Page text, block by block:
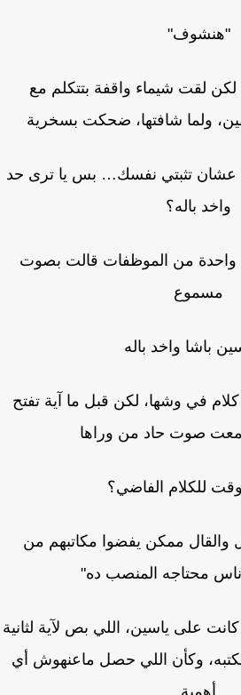
"هنشوف"
لقت شيماء واقفة بتتكلم مع
ولما شافتها، ضحكت بسخرية
تثبتي نفسك… بس يا ترى حد
واخد باله؟
من الموظفات قالت بصوت
مسموع
باشا واخد باله
في وشها، لكن قبل ما آية تفتح
صوت حاد من وراها
للكلام الفاضي؟
ممكن يفضوا مكاتبهم من
محتاجه المنصب ده"
على ياسين، اللي بص لآية لثانية
وكأن اللي حصل ماعنهوش أي
أهمية